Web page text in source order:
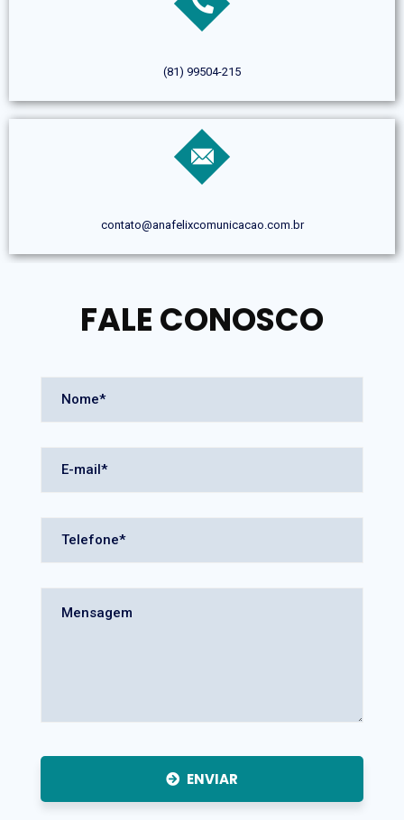
(81) 99504-215
contato@anafelixcomunicacao.com.br
FALE CONOSCO
ENVIAR